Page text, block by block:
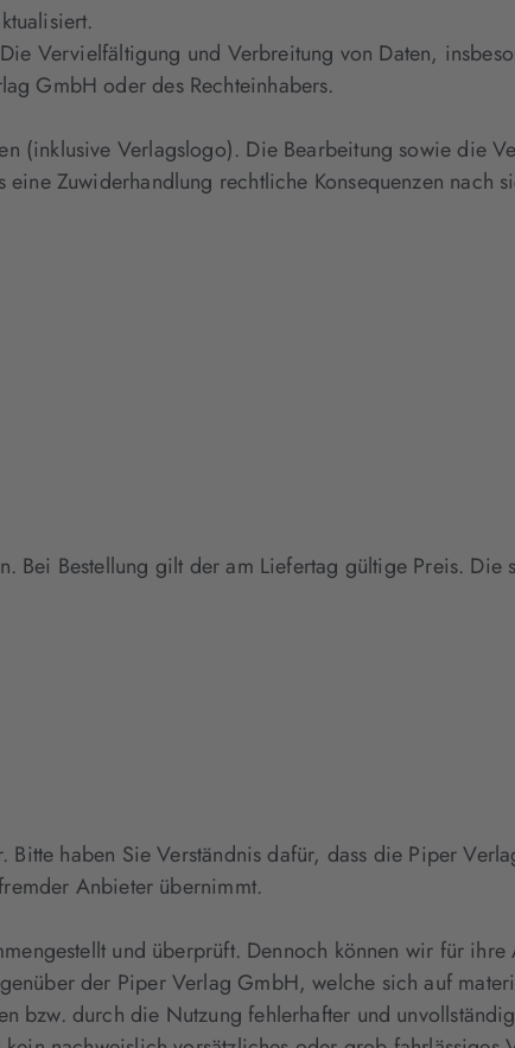
Vervielfältigung und Verbreitung von Daten,
GmbH oder des Rechteinhabers.
(inklusive Verlagslogo). Die Bearbeitung sowie die
Zuwiderhandlung rechtliche Konsequenzen nach
Bei Bestellung gilt der am Liefertag gültige Preis. Die
haben Sie Verständnis dafür, dass die Piper
Anbieter übernimmt.
und überprüft. Dennoch können wir für
der Piper Verlag GmbH, welche sich auf
durch die Nutzung fehlerhafter und